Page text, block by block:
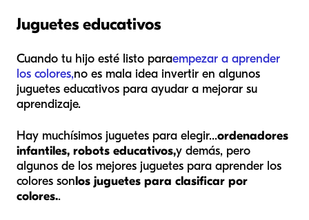
Juguetes educativos
Cuando tu hijo esté listo paraempezar a aprender
los colores,no es mala idea invertir en algunos
juguetes educativos para ayudar a mejorar su
aprendizaje.
Hay muchísimos juguetes para elegir...ordenadores
infantiles, robots educativos,y demás, pero
algunos de los mejores juguetes para aprender los
colores sonlos juguetes para clasificar por
colores..